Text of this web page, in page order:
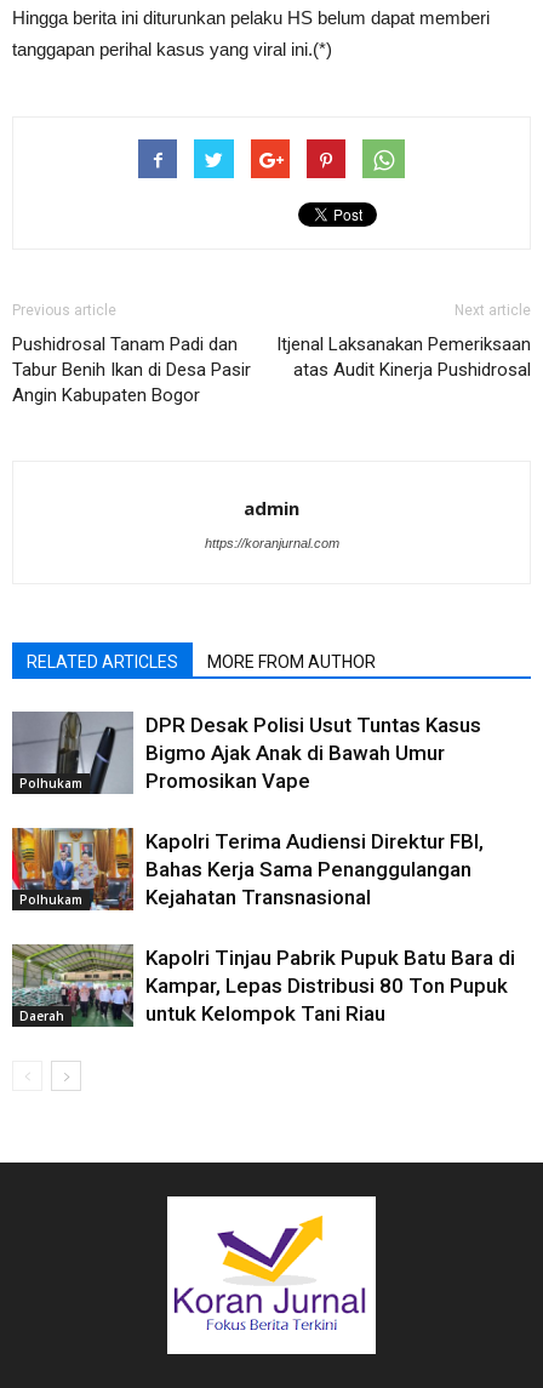
Hingga berita ini diturunkan pelaku HS belum dapat memberi
tanggapan perihal kasus yang viral ini.(*)
Previous article
Pushidrosal Tanam Padi dan
Tabur Benih Ikan di Desa Pasir
Angin Kabupaten Bogor
Next article
Itjenal Laksanakan Pemeriksaan
atas Audit Kinerja Pushidrosal
admin
https://koranjurnal.com
RELATED ARTICLES MORE FROM AUTHOR
Polhukam
DPR Desak Polisi Usut Tuntas Kasus
Bigmo Ajak Anak di Bawah Umur
Promosikan Vape
Polhukam
Kapolri Terima Audiensi Direktur FBI,
Bahas Kerja Sama Penanggulangan
Kejahatan Transnasional
Daerah
Kapolri Tinjau Pabrik Pupuk Batu Bara di
Kampar, Lepas Distribusi 80 Ton Pupuk
untuk Kelompok Tani Riau